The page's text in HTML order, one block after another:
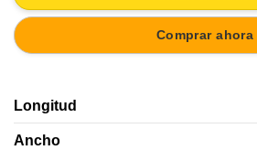
Comprar ahora
Longitud
Ancho